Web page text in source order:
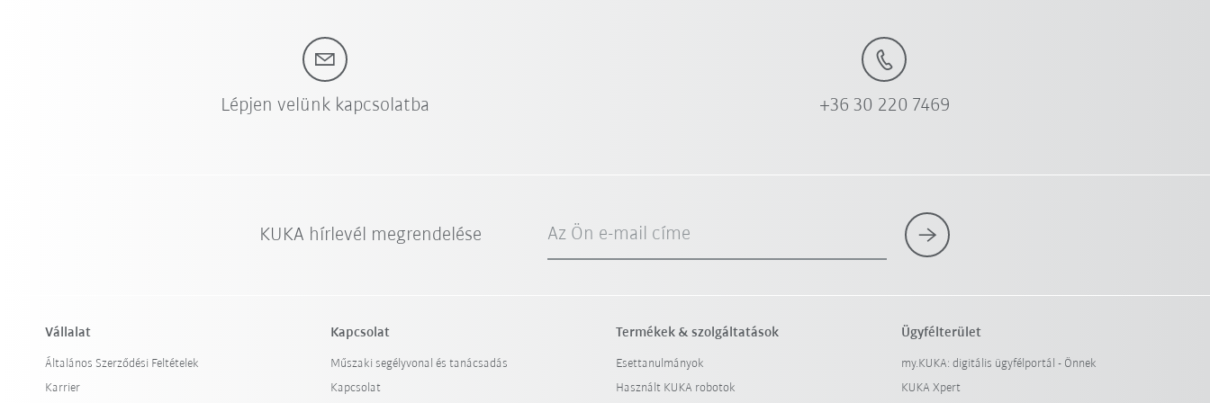
Lépjen velünk kapcsolatba +36 30 220 7469
KUKA hírlevél megrendelése Az Ön e-mail címe
Vállalat
Általános Szerződési Feltételek
Karrier
Kapcsolat
Műszaki segélyvonal és tanácsadás
Kapcsolat
Termékek & szolgáltatások
Esettanulmányok
Használt KUKA robotok
Ügyfélterület
my.KUKA: digitális ügyfélportál - Önnek
KUKA Xpert